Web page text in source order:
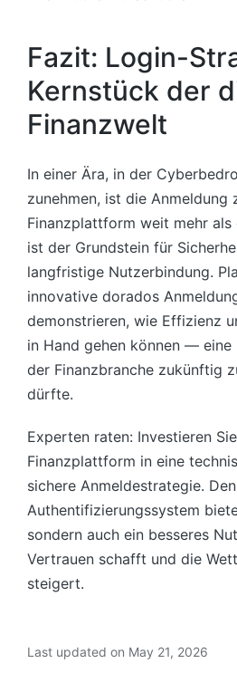
Fazit: Login-
Kernstück der
Finanzwelt
In einer Ära, in der
zunehmen, ist die Anmeldung
Finanzplattform weit mehr als
ist der Grundstein für
langfristige Nutzerbindung.
innovative dorados
demonstrieren, wie Effizienz
in Hand gehen können —
der Finanzbranche zukünftig
dürfte.
Experten raten: Investieren
Finanzplattform in eine
sichere Anmeldestrategie.
Authentifizierungssystem
sondern auch ein besseres
Vertrauen schafft und die
steigert.
Last updated on May 21, 2026